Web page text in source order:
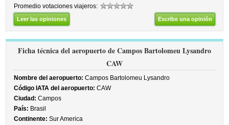
Promedio votaciones viajeros:
Leer las opiniones Escribe una opinión
Ficha técnica del aeropuerto de Campos Bartolomeu Lysandro
CAW
Nombre del aeropuerto: Campos Bartolomeu Lysandro
Código IATA del aeropuerto: CAW
Ciudad: Campos
País: Brasil
Continente: Sur America